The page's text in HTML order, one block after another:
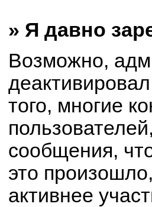
» Я давно
Возможно,
того, многие
сообщения,
это
активнее